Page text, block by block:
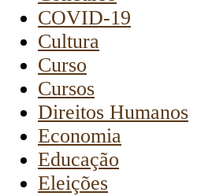
COVID-19
Cultura
Curso
Cursos
Direitos Humanos
Economia
Educação
Eleições